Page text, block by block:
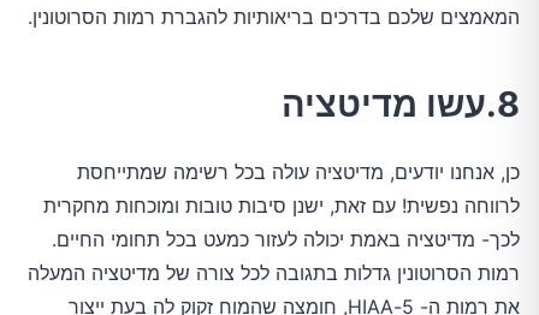
המאמצים שלכם בדרכים בריאותיות להגברת רמות הסרוטונין.
8.עשו מדיטציה
כן, אנחנו יודעים, מדיטציה עולה בכל רשימה שמתייחסת
לרווחה נפשית! עם זאת, ישנן סיבות טובות ומוכחות מחקרית
לכך- מדיטציה באמת יכולה לעזור כמעט בכל תחומי החיים.
רמות הסרוטונין גדלות בתגובה לכל צורה של מדיטציה המעלה
את רמות ה- 5-HIAA, חומצה שהמוח זקוק לה בעת ייצור